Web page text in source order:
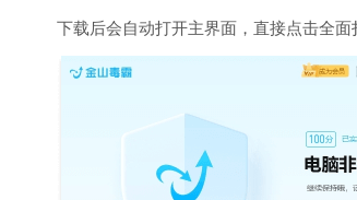
下载后会自动打开主界面，直接点击全